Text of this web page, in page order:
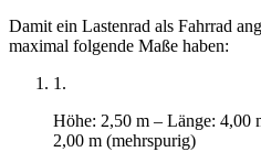
Damit ein Lastenrad als Fahrrad
maximal folgende Maße haben:
1.
Höhe: 2,50 m – Länge: 4,00
2,00 m (mehrspurig)